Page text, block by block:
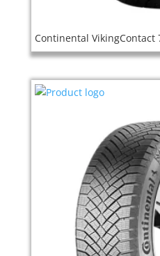
Continental VikingContact